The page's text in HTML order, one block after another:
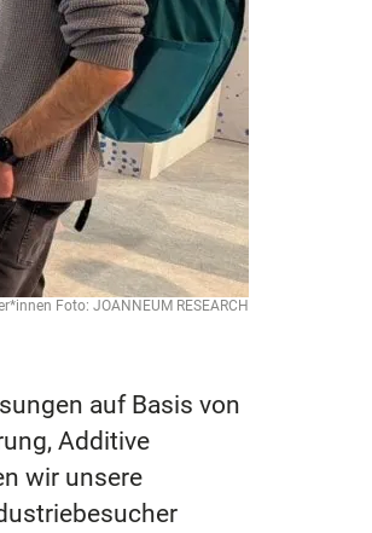
Foto: JOANNEUM RESEARCH
auf Basis von
Additive
wir unsere